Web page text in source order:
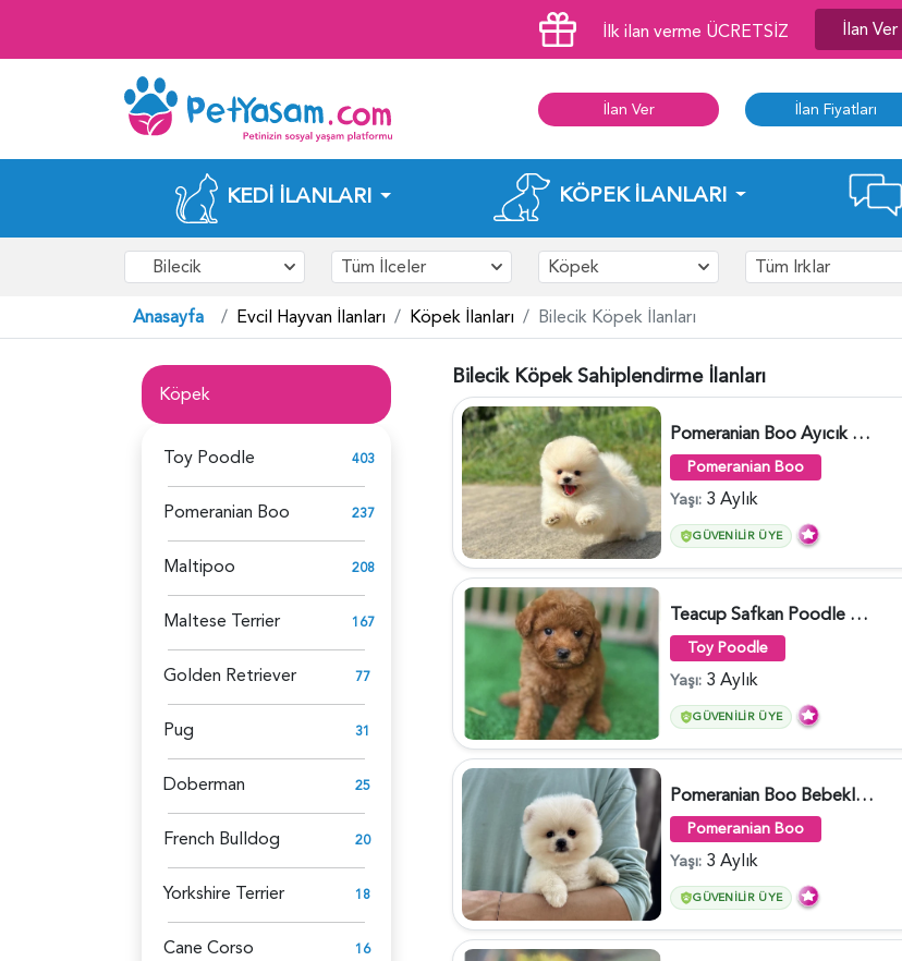
İlk ilan verme ÜCRETSİZ İlan Ver
İlan Ver İlan Fiyatları
KEDI İLANLARI KÖPEK İLANLARI
Bilecik Tüm İlceler Köpek Tüm Irklar
Anasayfa Evcil Hayvan İlanları Köpek İlanları Bilecik Köpek İlanları
Köpek
Toy Poodle 403
Pomeranian Boo 237
Maltipoo 208
Maltese Terrier 167
Golden Retriever 77
Pug 31
Doberman 25
French Bulldog 20
Yorkshire Terrier 18
Cane Corso 16
Bilecik Köpek Sahiplendirme İlanları
Pomeranian Boo Ayıcık Surat Yavrularımız - 6025
Pomeranian Boo
Yaşı: 3 Aylık
GÜVENILIR ÜYE
Teacup Safkan Poodle Yavrularımız - 5971
Toy Poodle
Yaşı: 3 Aylık
GÜVENILIR ÜYE
Pomeranian Boo Bebekler 2 Aylıklar - 6021
Pomeranian Boo
Yaşı: 3 Aylık
GÜVENILIR ÜYE